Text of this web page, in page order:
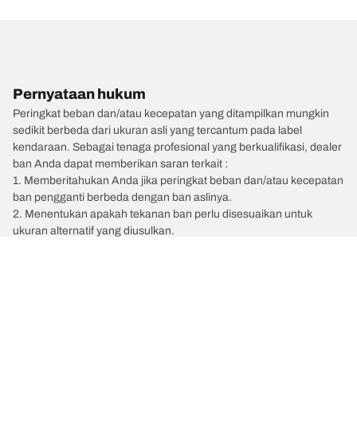
Pernyataan hukum
Peringkat beban dan/atau kecepatan yang ditampilkan mungkin
sedikit berbeda dari ukuran asli yang tercantum pada label
kendaraan. Sebagai tenaga profesional yang berkualifikasi, dealer
ban Anda dapat memberikan saran terkait :
1. Memberitahukan Anda jika peringkat beban dan/atau kecepatan
ban pengganti berbeda dengan ban aslinya.
2. Menentukan apakah tekanan ban perlu disesuaikan untuk
ukuran alternatif yang diusulkan.